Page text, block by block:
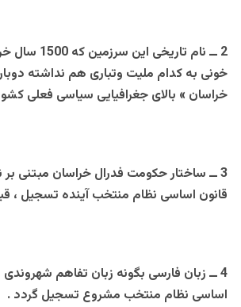
2 ــ نام
خونی به کدام ملیت وتباری هم نداشته
خراسان » بالای جغرافیایی سیاسی فعلی
3 ــ ساختار حکومت فدرال خراسان مبتنی بر
قانون اساسی نظام منتخب آینده تسجیل ،
4 ــ زبان فارسی بگونه زبان تفاهم
اساسی نظام منتخب مشروع تسجیل گردد .